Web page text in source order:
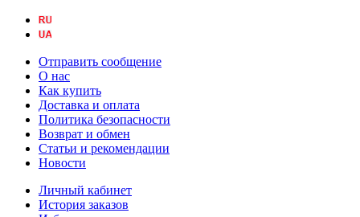
Отправить сообщение
О нас
Как купить
Доставка и оплата
Политика безопасности
Возврат и обмен
Статьи и рекомендации
Новости
Личный кабинет
История заказов